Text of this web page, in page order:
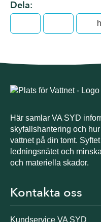
Dela:
Kontakta oss
Här samlar VA SYD
skyfallshantering och
vattnet på din tomt.
ledningsnätet och
och materiella skador.
Kundservice VA SYD